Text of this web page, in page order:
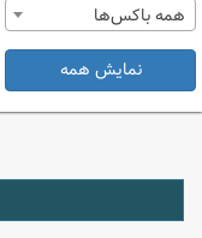
همه باکس‌ها
نمایش همه